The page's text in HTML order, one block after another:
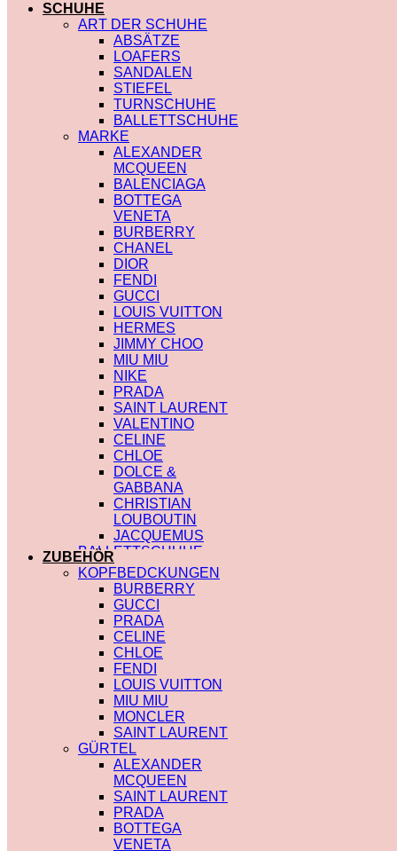
SCHUHE
ART DER SCHUHE
ABSÄTZE
LOAFERS
SANDALEN
STIEFEL
TURNSCHUHE
BALLETTSCHUHE
MARKE
ALEXANDER
MCQUEEN
BALENCIAGA
BOTTEGA
VENETA
BURBERRY
CHANEL
DIOR
FENDI
GUCCI
LOUIS VUITTON
HERMES
JIMMY CHOO
MIU MIU
NIKE
PRADA
SAINT LAURENT
VALENTINO
CELINE
CHLOE
DOLCE &
GABBANA
CHRISTIAN
LOUBOUTIN
JACQUEMUS
BALLETTSCHUHE
LOUIS VUITTON
ZUBEHÖR
KOPFBEDCKUNGEN
BURBERRY
GUCCI
PRADA
CELINE
CHLOE
FENDI
LOUIS VUITTON
MIU MIU
MONCLER
SAINT LAURENT
GÜRTEL
ALEXANDER
MCQUEEN
SAINT LAURENT
PRADA
BOTTEGA
VENETA